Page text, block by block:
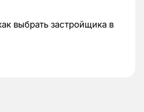
выбрать застройщика в